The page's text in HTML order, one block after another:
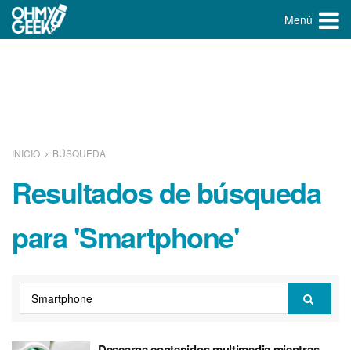
Menú
INICIO BÚSQUEDA
Resultados de búsqueda
para 'Smartphone'